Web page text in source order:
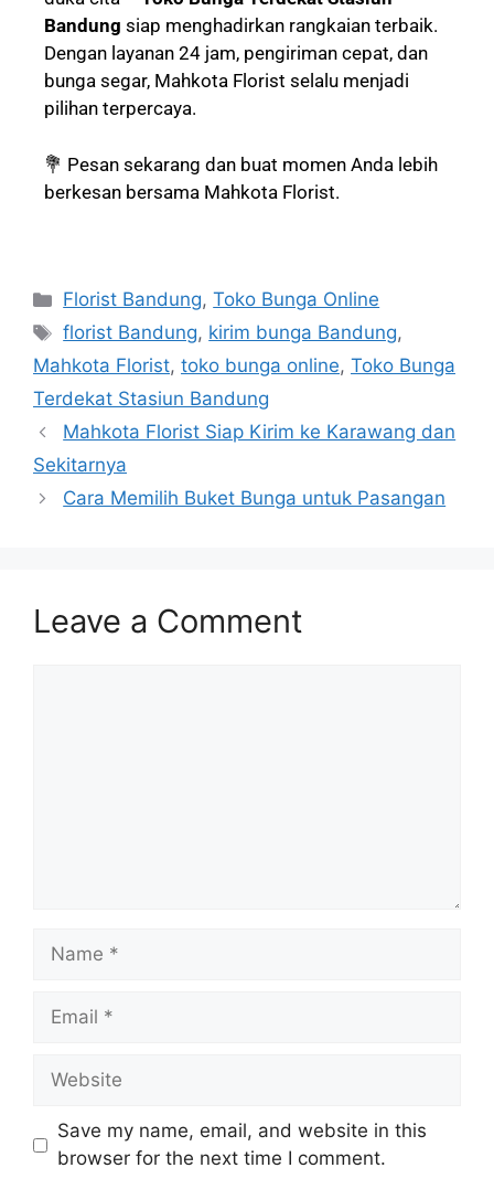
Bandung siap menghadirkan rangkaian terbaik.
Dengan layanan 24 jam, pengiriman cepat, dan
bunga segar, Mahkota Florist selalu menjadi
pilihan terpercaya.
💐 Pesan sekarang dan buat momen Anda lebih
berkesan bersama Mahkota Florist.
Florist Bandung,Toko Bunga Online
florist Bandung, kirim bunga Bandung,
Mahkota Florist, toko bunga online, Toko Bunga
Terdekat Stasiun Bandung
Mahkota Florist Siap Kirim ke Karawang dan
Sekitarnya
Cara Memilih Buket Bunga untuk Pasangan
Leave a Comment
Save my name, email, and website in this
browser for the next time I comment.